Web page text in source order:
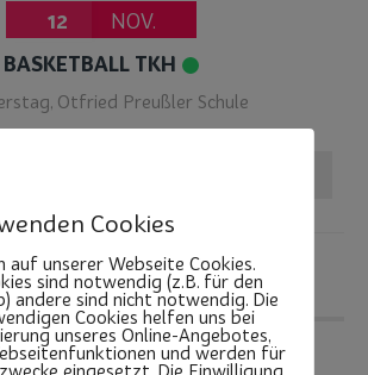
12
NOV.
BASKETBALL TKH
, Otfried Preußler Schule
DEZEMBER 2026
Cookies
auf unserer Webseite Cookies.
sind notwendig (z.B. für den
andere sind nicht notwendig. Die
Cookies helfen uns bei
unseres Online-Angebotes,
und werden für
eingesetzt. Die Einwilligung